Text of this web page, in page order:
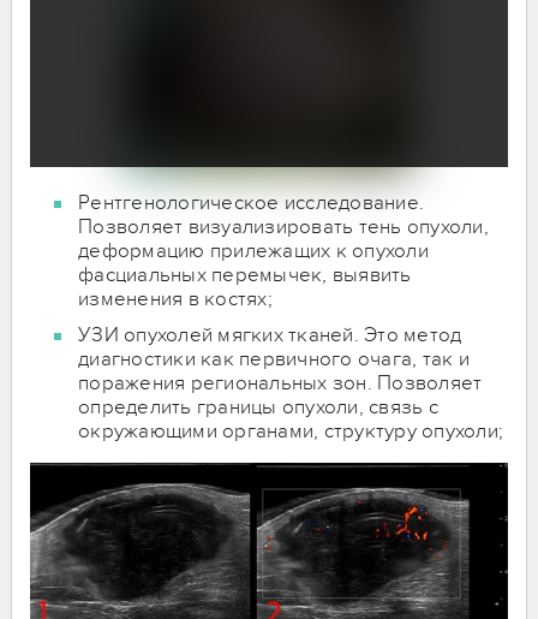
Рентгенологическое исследование.
Позволяет визуализировать тень опухоли,
деформацию прилежащих к опухоли
фасциальных перемычек, выявить
изменения в костях;
УЗИ опухолей мягких тканей. Это метод
диагностики как первичного очага, так и
поражения региональных зон. Позволяет
определить границы опухоли, связь с
окружающими органами, структуру опухоли;